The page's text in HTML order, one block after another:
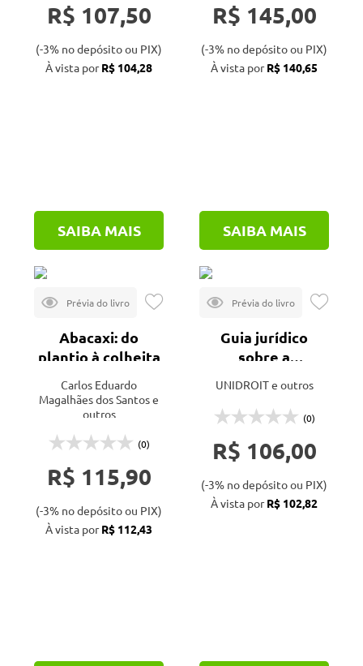
R$ 107,50
(-3% no depósito ou PIX)
À vista porR$ 104,28
SAIBA MAIS
R$ 145,00
(-3% no depósito ou PIX)
À vista porR$ 140,65
SAIBA MAIS
Abacaxi: do
plantio à colheita
Carlos Eduardo
Magalhães dos Santos e
outros
(0)
R$ 115,90
(-3% no depósito ou PIX)
À vista porR$ 112,43
Guia jurídico
sobre a
contratual
UNIDROIT e outros
(0)
R$ 106,00
(-3% no depósito ou PIX)
À vista porR$ 102,82